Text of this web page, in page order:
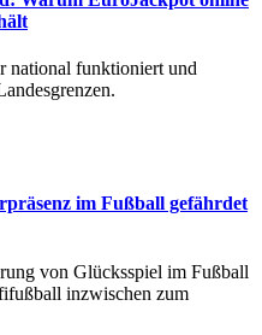
national funktioniert und
im Fußball gefährdet
von Glücksspiel im Fußball
inzwischen zum